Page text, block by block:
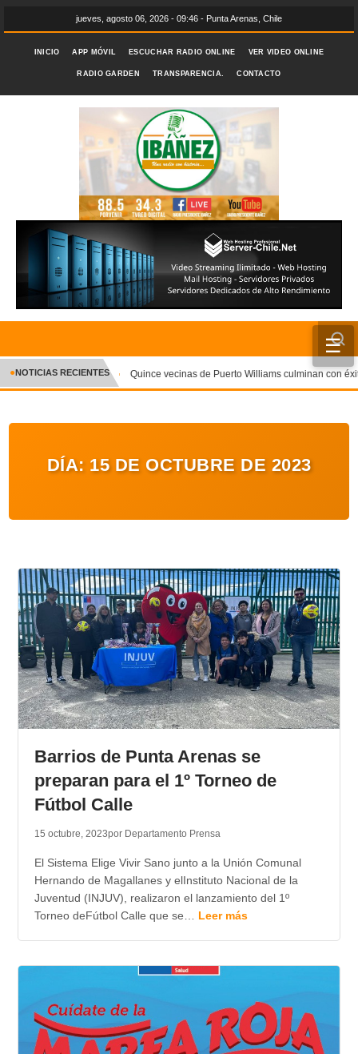
jueves, agosto 06, 2026 - 09:46 - Punta Arenas, Chile
INICIO APP MÓVIL ESCUCHAR RADIO ONLINE VER VIDEO ONLINE
RADIO GARDEN TRANSPARENCIA. CONTACTO
☰
INICIO
CRÓNICA
ENTRETENIMIENTO Y CULTURA
AUDIOS
VIDEOS
GALERIA DE FOTOS
APP MÓVIL
●NOTICIAS RECIENTES Quince vecinas de Puerto Williams culminan con
DÍA: 15 DE OCTUBRE DE 2023
Barrios de Punta Arenas se
preparan para el 1º Torneo de
Fútbol Calle
15 octubre, 2023por Departamento Prensa
El Sistema Elige Vivir Sano junto a la Unión Comunal
Hernando de Magallanes y elInstituto Nacional de la
Juventud (INJUV), realizaron el lanzamiento del 1º
Torneo deFútbol Calle que se… Leer más